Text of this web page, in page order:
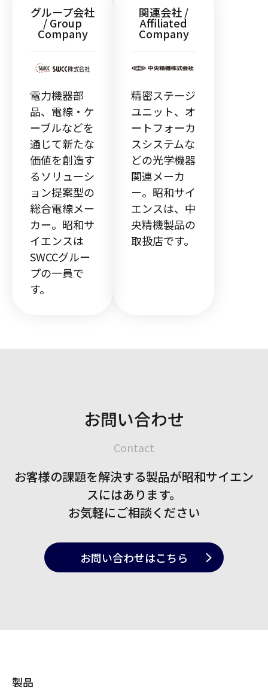
グループ会社
/ Group
Company
電力機器部
品、電線・ケ
ーブルなどを
通じて新たな
価値を創造す
るソリューシ
ョン提案型の
総合電線メー
カー。昭和サ
イエンスは
SWCCグルー
プの一員で
す。
関連会社 /
Affiliated
Company
精密ステージ
ユニット、オ
ートフォーカ
スシステムな
どの光学機器
関連メーカ
ー。昭和サイ
エンスは、中
央精機製品の
取扱店です。
お問い合わせ
Contact
お客様の課題を解決する製品が昭和サイエン
スにはあります。
お気軽にご相談ください
お問い合わせはこちら
製品